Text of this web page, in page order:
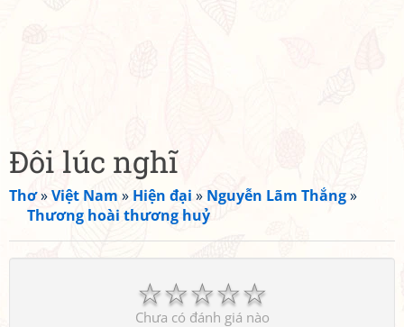
Đôi lúc nghĩ
Thơ»Việt Nam » Hiện đại » Nguyễn Lãm Thắng»
Thương hoài thương huỷ
☆
☆
☆
☆
☆
Chưa có đánh giá nào